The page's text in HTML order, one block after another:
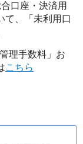
口座・決済用
て、「未利用口
理手数料」お
こちら